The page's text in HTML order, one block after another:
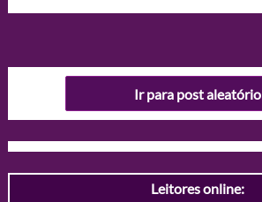
Ir para post aleatório
Leitores online: